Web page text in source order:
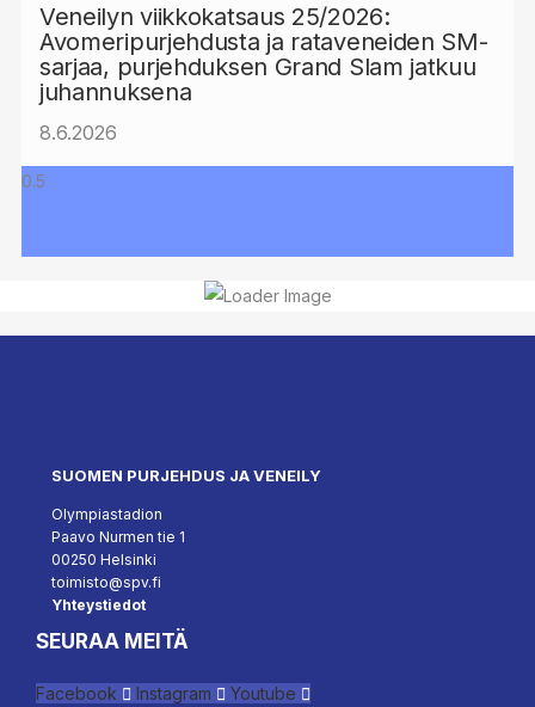
Veneilyn viikkokatsaus 25/2026:
Avomeripurjehdusta ja rataveneiden SM-
sarjaa, purjehduksen Grand Slam jatkuu
juhannuksena
8.6.2026
SUOMEN PURJEHDUS JA VENEILY
Olympiastadion
Paavo Nurmen tie 1
00250 Helsinki
toimisto@spv.fi
Yhteystiedot
SEURAA MEITÄ
Facebook Instagram Youtube